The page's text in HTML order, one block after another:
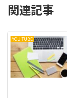
関連記事
YOU TUBE